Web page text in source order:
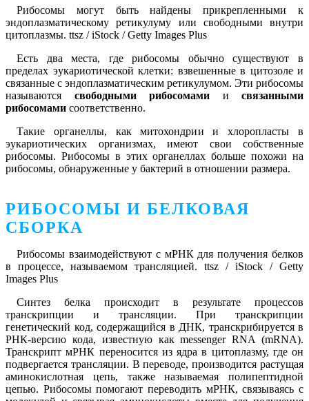
Рибосомы могут быть найдены прикрепленными к
эндоплазматическому ретикулуму или свободными внутри
цитоплазмы. ttsz / iStock / Getty Images Plus
Есть два места, где рибосомы обычно существуют в
пределах эукариотической клетки: взвешенные в цитозоле и
связанные с эндоплазматическим ретикулумом. Эти рибосомы
называются свободными рибосомами и связанными
рибосомами соответственно.
Такие органеллы, как митохондрии и хлоропласты в
эукариотических организмах, имеют свои собственные
рибосомы. Рибосомы в этих органеллах больше похожи на
рибосомы, обнаруженные у бактерий в отношении размера.
РИБОСОМЫ И БЕЛКОВАЯ
СБОРКА
Рибосомы взаимодействуют с мРНК для получения белков
в процессе, называемом трансляцией. ttsz / iStock / Getty
Images Plus
Синтез белка происходит в результате процессов
транскрипции и трансляции. При транскрипции
генетический код, содержащийся в ДНК, транскрибируется в
РНК-версию кода, известную как messenger RNA (mRNA).
Транскрипт мРНК переносится из ядра в цитоплазму, где он
подвергается трансляции. В переводе, производится растущая
аминокислотная цепь, также называемая полипептидной
цепью. Рибосомы помогают переводить мРНК, связываясь с